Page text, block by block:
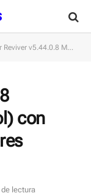
Multilenguaje (Español) con Portable – Controladores actualizados siempre
con
lectura